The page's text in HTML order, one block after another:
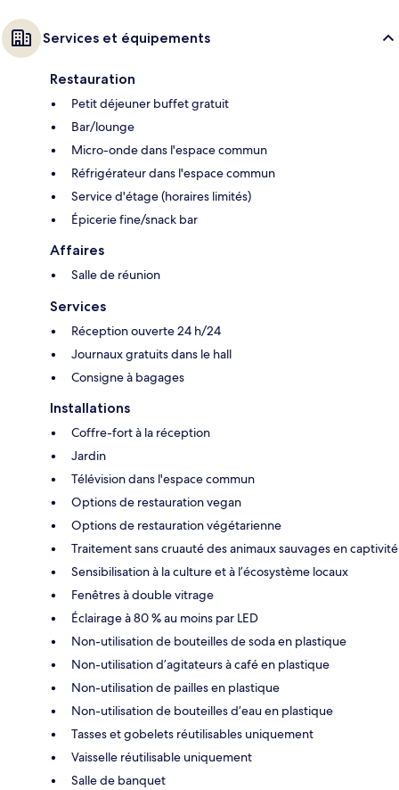
Services et équipements
Restauration
Petit déjeuner buffet gratuit
Bar/lounge
Micro-onde dans l'espace commun
Réfrigérateur dans l'espace commun
Service d'étage (horaires limités)
Épicerie fine/snack bar
Affaires
Salle de réunion
Services
Réception ouverte 24 h/24
Journaux gratuits dans le hall
Consigne à bagages
Installations
Coffre-fort à la réception
Jardin
Télévision dans l'espace commun
Options de restauration vegan
Options de restauration végétarienne
Traitement sans cruauté des animaux sauvages en captivité
Sensibilisation à la culture et à l’écosystème locaux
Fenêtres à double vitrage
Éclairage à 80 % au moins par LED
Non-utilisation de bouteilles de soda en plastique
Non-utilisation d’agitateurs à café en plastique
Non-utilisation de pailles en plastique
Non-utilisation de bouteilles d’eau en plastique
Tasses et gobelets réutilisables uniquement
Vaisselle réutilisable uniquement
Salle de banquet